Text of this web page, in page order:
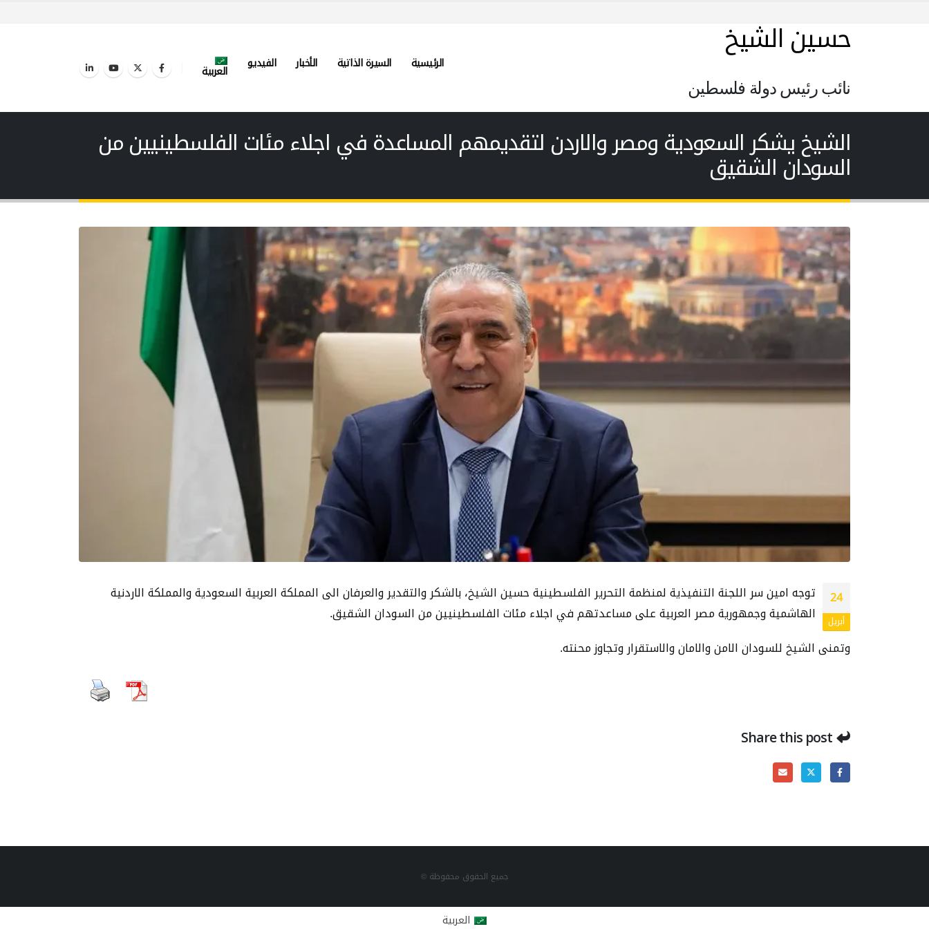
حسين الشيخ
نائب رئيس دولة فلسطين
الرئيسية السيرة الذاتية الأخبار الفيديو العربية
الشيخ يشكر السعودية ومصر والاردن لتقديمهم المساعدة في اجلاء مئات الفلسطينيين من
السودان الشقيق
24
أبريل
توجه امين سر اللجنة التنفيذية لمنظمة التحرير الفلسطينية حسين الشيخ، بالشكر والتقدير والعرفان الى المملكة العربية السعودية والمملكة الاردنية
الهاشمية وجمهورية مصر العربية على مساعدتهم في اجلاء مئات الفلسطينيين من السودان الشقيق.
وتمنى الشيخ للسودان الامن والامان والاستقرار وتجاوز محنته.
Share this post
جميع الحقوق محفوظة ©
العربية